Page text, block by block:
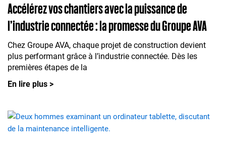
Accélérez vos chantiers avec la puissance de
l’industrie connectée : la promesse du Groupe AVA
Chez Groupe AVA, chaque projet de construction devient
plus performant grâce à l’industrie connectée. Dès les
premières étapes de la
En lire plus >